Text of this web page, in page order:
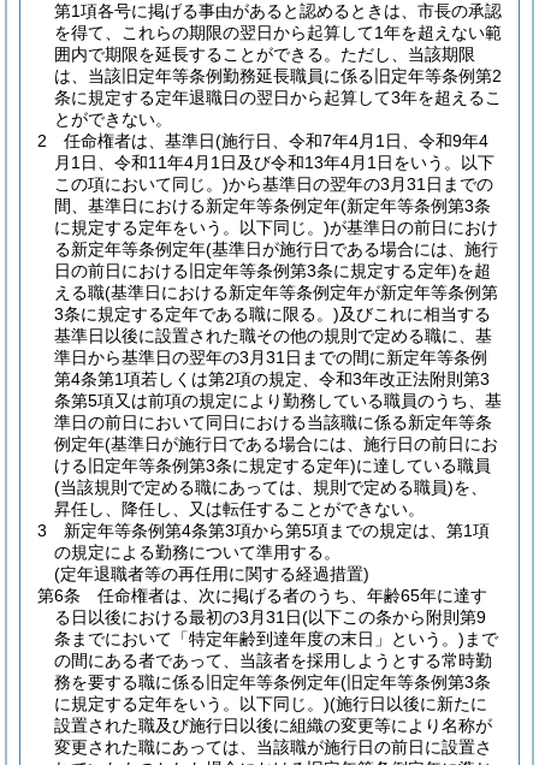
第1項各号に掲げる事由があると認めるときは、市長の承認
を得て、これらの期限の翌日から起算して1年を超えない範
囲内で期限を延長することができる。 ただし、当該期限
は、当該旧定年等条例勤務延長職員に係る旧定年等条例第2
条に規定する定年退職日の翌日から起算して3年を超えるこ
とができない。
2
任命権者は、基準日(施行日、令和7年4月1日、令和9年4
月1日、令和11年4月1日及び令和13年4月1日をいう。以下
この項において同じ。)から基準日の翌年の3月31日までの
間、基準日における新定年等条例定年(新定年等条例第3条
に規定する定年をいう。以下同じ。)が基準日の前日におけ
る新定年等条例定年(基準日が施行日である場合には、施行
日の前日における旧定年等条例第3条に規定する定年)を超
える職(基準日における新定年等条例定年が新定年等条例第
3条に規定する定年である職に限る。)及びこれに相当する
基準日以後に設置された職その他の規則で定める職に、基
準日から基準日の翌年の3月31日までの間に新定年等条例
第4条第1項若しくは第2項の規定、令和3年改正法附則第3
条第5項又は前項の規定により勤務している職員のうち、基
準日の前日において同日における当該職に係る新定年等条
例定年(基準日が施行日である場合には、施行日の前日にお
ける旧定年等条例第3条に規定する定年)に達している職員
(当該規則で定める職にあっては、規則で定める職員)を、
昇任し、降任し、又は転任することができない。
3
新定年等条例第4条第3項から第5項までの規定は、第1項
の規定による勤務について準用する。
(定年退職者等の再任用に関する経過措置)
第6条
任命権者は、次に掲げる者のうち、年齢65年に達す
る日以後における最初の3月31日(以下この条から附則第9
条までにおいて「特定年齢到達年度の末日」という。) まで
の間にある者であって、当該者を採用しようとする常時勤
務を要する職に係る旧定年等条例定年(旧定年等条例第3条
に規定する定年をいう。以下同じ。)(施行日以後に新たに
設置された職及び施行日以後に組織の変更等により名称が
変更された職にあっては、当該職が施行日の前日に設置さ